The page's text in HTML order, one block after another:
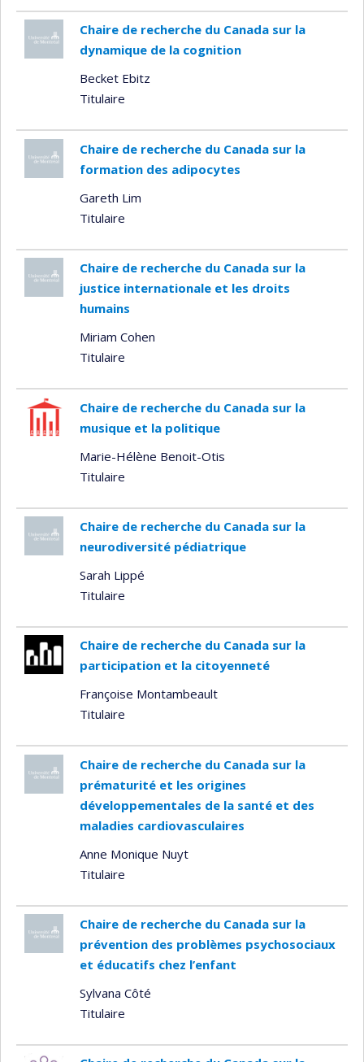
Chaire de recherche du Canada sur la
dynamique de la cognition
Becket Ebitz
Titulaire
Chaire de recherche du Canada sur la
formation des adipocytes
Gareth Lim
Titulaire
Chaire de recherche du Canada sur la
justice internationale et les droits
humains
Miriam Cohen
Titulaire
Chaire de recherche du Canada sur la
musique et la politique
Marie-Hélène Benoit-Otis
Titulaire
Chaire de recherche du Canada sur la
neurodiversité pédiatrique
Sarah Lippé
Titulaire
Chaire de recherche du Canada sur la
participation et la citoyenneté
Françoise Montambeault
Titulaire
Chaire de recherche du Canada sur la
prématurité et les origines
développementales de la santé et des
maladies cardiovasculaires
Anne Monique Nuyt
Titulaire
Chaire de recherche du Canada sur la
prévention des problèmes psychosociaux
et éducatifs chez l’enfant
Sylvana Côté
Titulaire